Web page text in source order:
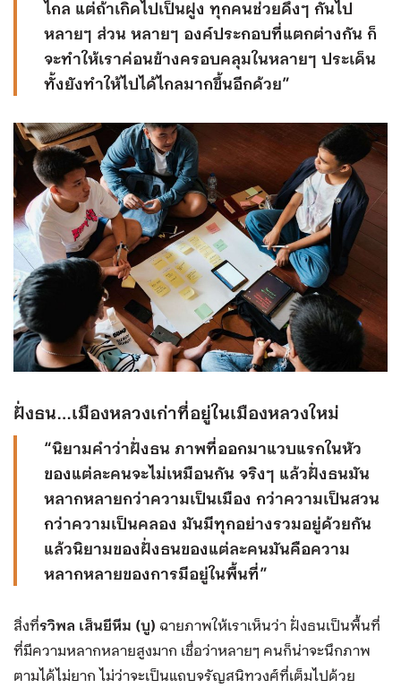
ไกล แต่ถ้าเกิดไปเป็นฝูง ทุกคนช่วยดึงๆ กันไป
หลายๆ ส่วน หลายๆ องค์ประกอบที่แตกต่างกัน ก็
จะทำให้เราค่อนข้างครอบคลุมในหลายๆ ประเด็น
ทั้งยังทำให้ไปได้ไกลมากขึ้นอีกด้วย”
ฝั่งธน…เมืองหลวงเก่าที่อยู่ในเมืองหลวงใหม่
“นิยามคำว่าฝั่งธน ภาพที่ออกมาแวบแรกในหัว
ของแต่ละคนจะไม่เหมือนกัน จริงๆ แล้วฝั่งธนมัน
หลากหลายกว่าความเป็นเมือง กว่าความเป็นสวน
กว่าความเป็นคลอง มันมีทุกอย่างรวมอยู่ด้วยกัน
แล้วนิยามของฝั่งธนของแต่ละคนมันคือความ
หลากหลายของการมีอยู่ในพื้นที่”
สิ่งที่รวิพล เส็นยีหีม (บู) ฉายภาพให้เราเห็นว่า ฝั่งธนเป็นพื้นที่
ที่มีความหลากหลายสูงมาก เชื่อว่าหลายๆ คนก็น่าจะนึกภาพ
ตามได้ไม่ยาก ไม่ว่าจะเป็นแถบจรัญสนิทวงศ์ที่เต็มไปด้วย